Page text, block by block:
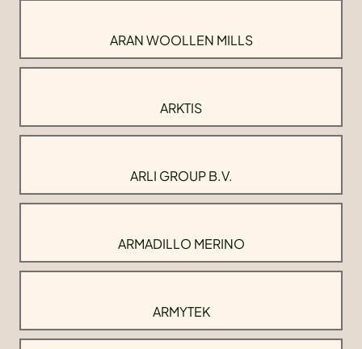
ARAN WOOLLEN MILLS
ARKTIS
ARLI GROUP B.V.
ARMADILLO MERINO
ARMYTEK